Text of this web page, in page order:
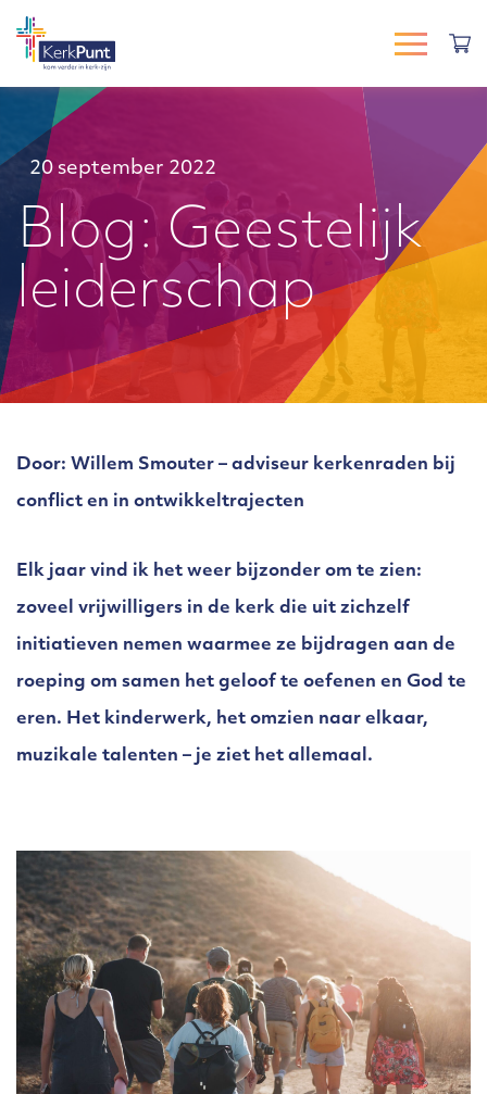
20 september 2022
Blog: Geestelijk
leiderschap
Door: Willem Smouter – adviseur kerkenraden bij
conflict en in ontwikkeltrajecten
Elk jaar vind ik het weer bijzonder om te zien:
zoveel vrijwilligers in de kerk die uit zichzelf
initiatieven nemen waarmee ze bijdragen aan de
roeping om samen het geloof te oefenen en God te
eren. Het kinderwerk, het omzien naar elkaar,
muzikale talenten – je ziet het allemaal.